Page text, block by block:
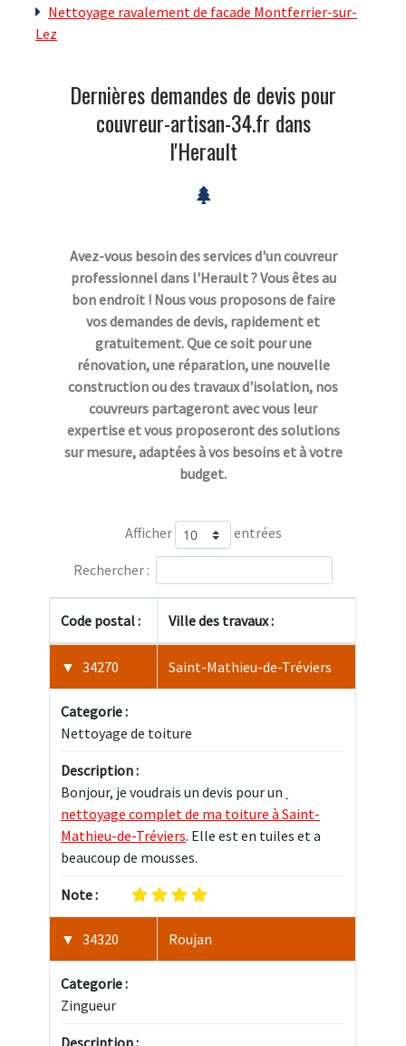
Nettoyage ravalement de facade Montferrier-sur-
Lez
Dernières demandes de devis pour
couvreur-artisan-34.fr dans
l'Herault
Avez-vous besoin des services d'un couvreur
professionnel dans l'Herault ? Vous êtes au
bon endroit ! Nous vous proposons de faire
vos demandes de devis, rapidement et
gratuitement. Que ce soit pour une
rénovation, une réparation, une nouvelle
construction ou des travaux d'isolation, nos
couvreurs partageront avec vous leur
expertise et vous proposeront des solutions
sur mesure, adaptées à vos besoins et à votre
budget.
Afficher entrées
Rechercher :
Code postal : Ville des travaux :
34270 Saint-Mathieu-de-Tréviers
Categorie :
Nettoyage de toiture
Description :
Bonjour, je voudrais un devis pour un
nettoyage complet de ma toiture à Saint-
Mathieu-de-Tréviers. Elle est en tuiles et a
beaucoup de mousses.
Note :
34320 Roujan
Categorie :
Zingueur